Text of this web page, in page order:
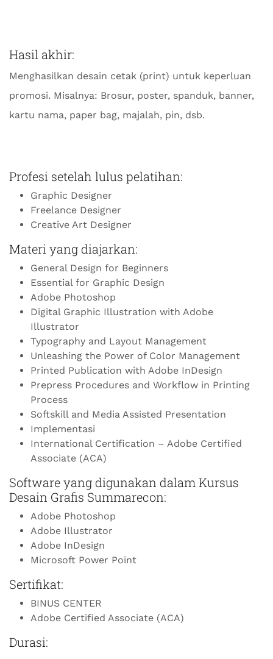
Hasil akhir:
Menghasilkan desain cetak (print) untuk keperluan
promosi. Misalnya: Brosur, poster, spanduk, banner,
kartu nama, paper bag, majalah, pin, dsb.
Profesi setelah lulus pelatihan:
Graphic Designer
Freelance Designer
Creative Art Designer
Materi yang diajarkan:
General Design for Beginners
Essential for Graphic Design
Adobe Photoshop
Digital Graphic Illustration with Adobe
Illustrator
Typography and Layout Management
Unleashing the Power of Color Management
Printed Publication with Adobe InDesign
Prepress Procedures and Workflow in Printing
Process
Softskill and Media Assisted Presentation
Implementasi
International Certification – Adobe Certified
Associate (ACA)
Software yang digunakan dalam Kursus
Desain Grafis Summarecon:
Adobe Photoshop
Adobe Illustrator
Adobe InDesign
Microsoft Power Point
Sertifikat:
BINUS CENTER
Adobe Certified Associate (ACA)
Durasi: